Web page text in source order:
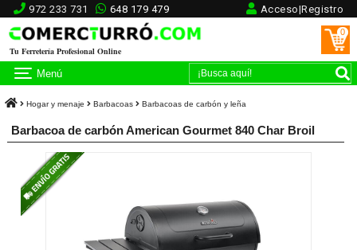
972 233 731 648 179 479 Acceso|Registro
Tu Ferretería Profesional Online
0
Menú
Hogar y menaje Barbacoas Barbacoas de carbón y leña
Barbacoa de carbón American Gourmet 840 Char Broil